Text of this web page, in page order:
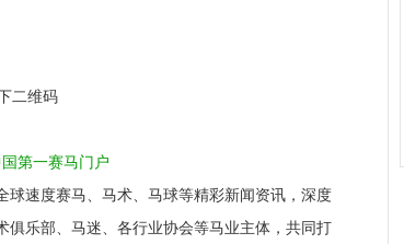
二维码
第一赛马门户
球速度赛马、马术、马球等精彩新闻资讯，深度
俱乐部、马迷、各行业协会等马业主体，共同打